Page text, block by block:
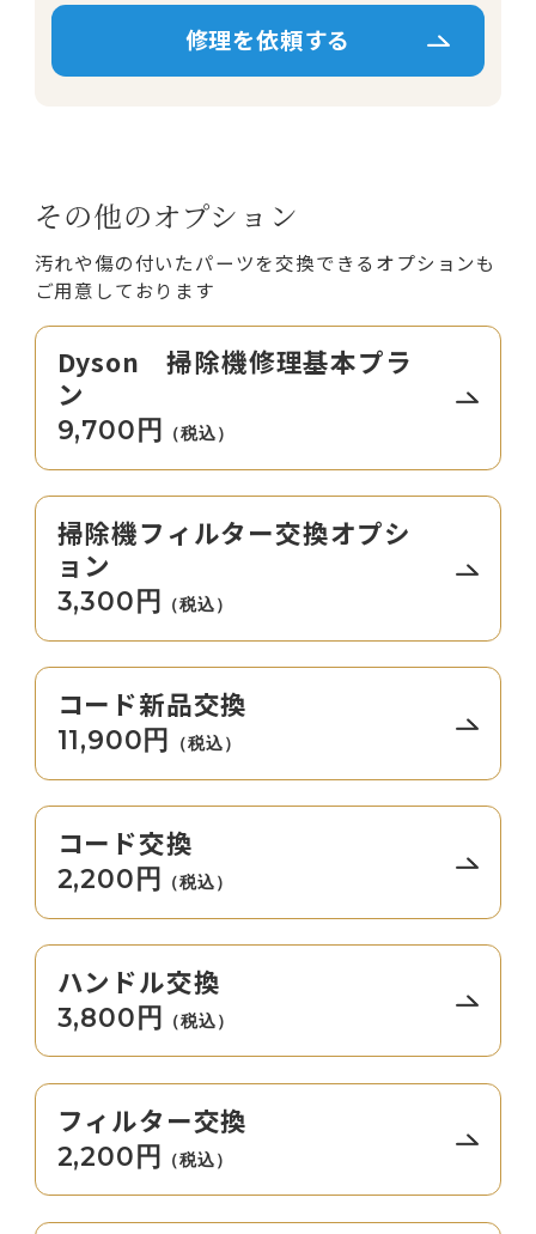
その他のオプション
汚れや傷の付いたパーツを交換できるオプションも
ご用意しております
Dyson 掃除機修理基本プラ
ン
9,700円 （税込）
掃除機フィルター交換オプシ
ョン
3,300円 （税込）
コード新品交換
11,900円 （税込）
コード交換
2,200円 （税込）
ハンドル交換
3,800円 （税込）
フィルター交換
2,200円 （税込）